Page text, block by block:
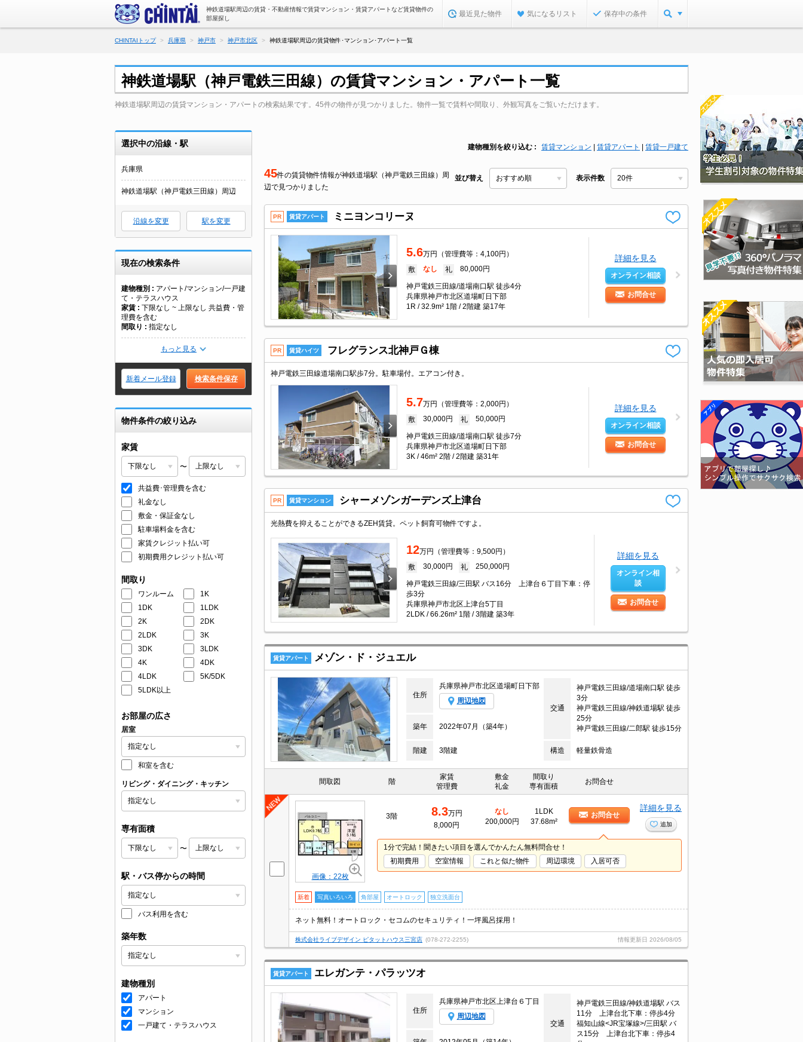
神鉄道場駅周辺の賃貸・不動産情報で賃貸マンション・賃貸アパートなど賃貸物件の
部屋探し
最近見た物件 気になるリスト 保存中の条件
CHINTAIトップ 兵庫県 神戸市 神戸市北区 神鉄道場駅周辺の賃貸物件･マンション･アパート一覧
神鉄道場駅（神戸電鉄三田線）の賃貸マンション・アパート一覧
神鉄道場駅周辺の賃貸マンション・アパートの検索結果です。45件の物件が見つかりました。物件一覧で賃料や間取り、外観写真をご覧いただけます。
選択中の沿線・駅
兵庫県
神鉄道場駅（神戸電鉄三田線）周辺
沿線を変更 駅を変更
現在の検索条件
建物種別
アパート/マンション/一戸建
て・テラスハウス
家賃
下限なし ~ 上限なし 共益費・管
理費を含む
間取り
指定なし
もっと見る
新着メール登録 検索条件保存
物件条件の絞り込み
家賃
〜
共益費･管理費を含む
礼金なし
敷金・保証金なし
駐車場料金を含む
家賃クレジット払い可
初期費用クレジット払い可
間取り
ワンルーム
1K
1DK
1LDK
2K
2DK
2LDK
3K
3DK
3LDK
4K
4DK
4LDK
5K/5DK
5LDK以上
お部屋の広さ
居室
和室を含む
リビング・ダイニング・キッチン
専有面積
〜
駅・バス停からの時間
バス利用を含む
築年数
建物種別
アパート
マンション
一戸建て・テラスハウス
建物種別を絞り込む 賃貸マンション 賃貸アパート 賃貸一戸建て
45件の賃貸物件情報が神鉄道場駅（神戸電鉄三田線）周
辺で見つかりました
並び替え 表示件数
PR 賃貸アパート ミニヨンコリーヌ
5.6万円（管理費等：4,100円）
敷 なし 礼 80,000円
神戸電鉄三田線/道場南口駅 徒歩4分
兵庫県神戸市北区道場町日下部
1R / 32.9m² 1階 / 2階建 築17年
詳細を見る
オンライン相談
お問合せ
PR 賃貸ハイツ フレグランス北神戸Ｇ棟
神戸電鉄三田線道場南口駅歩7分。駐車場付。エアコン付き。
5.7万円（管理費等：2,000円）
敷 30,000円 礼 50,000円
神戸電鉄三田線/道場南口駅 徒歩7分
兵庫県神戸市北区道場町日下部
3K / 46m² 2階 / 2階建 築31年
詳細を見る
オンライン相談
お問合せ
PR 賃貸マンション シャーメゾンガーデンズ上津台
光熱費を抑えることができるZEH賃貸。ペット飼育可物件ですよ。
12万円（管理費等：9,500円）
敷 30,000円 礼 250,000円
神戸電鉄三田線/三田駅 バス16分 上津台６丁目下車：停
歩3分
兵庫県神戸市北区上津台5丁目
2LDK / 66.26m² 1階 / 3階建 築3年
詳細を見る
オンライン相
談
お問合せ
賃貸アパート メゾン・ド・ジュエル
住所
兵庫県神戸市北区道場町日下部
周辺地図
交通
神戸電鉄三田線/道場南口駅 徒歩
3分
神戸電鉄三田線/神鉄道場駅 徒歩
25分
神戸電鉄三田線/二郎駅 徒歩15分
築年 2022年07月（築4年）
階建 3階建 構造 軽量鉄骨造
間取図 階
家賃
管理費
敷金
礼金
間取り
専有面積
お問合せ
画像：22枚
3階 8.3万円
8,000円
なし
200,000円
1LDK
37.68m²
お問合せ
詳細を見る
追加
1分で完結！聞きたい項目を選んでかんたん無料問合せ！
初期費用
空室情報 これと似た物件 周辺環境 入居可否
新着 写真いろいろ 角部屋 オートロック 独立洗面台
ネット無料！オートロック・セコムのセキュリティ！一坪風呂採用！
株式会社ライブデザイン ピタットハウス三宮店 (078-272-2255) 情報更新日 2026/08/05
賃貸アパート エレガンテ・パラッツオ
住所
兵庫県神戸市北区上津台６丁目
周辺地図
交通
神戸電鉄三田線/神鉄道場駅 バス
11分 上津台北下車：停歩4分
福知山線<JR宝塚線>/三田駅 バ
ス15分 上津台北下車：停歩4